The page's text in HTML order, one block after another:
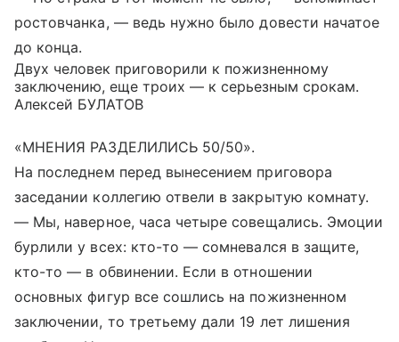
ростовчанка, — ведь нужно было довести начатое
до конца.
Двух человек приговорили к пожизненному
заключению, еще троих — к серьезным срокам.
Алексей БУЛАТОВ
«МНЕНИЯ РАЗДЕЛИЛИСЬ 50/50».
На последнем перед вынесением приговора
заседании коллегию отвели в закрытую комнату.
— Мы, наверное, часа четыре совещались. Эмоции
бурлили у всех: кто-то — сомневался в защите,
кто-то — в обвинении. Если в отношении
основных фигур все сошлись на пожизненном
заключении, то третьему дали 19 лет лишения